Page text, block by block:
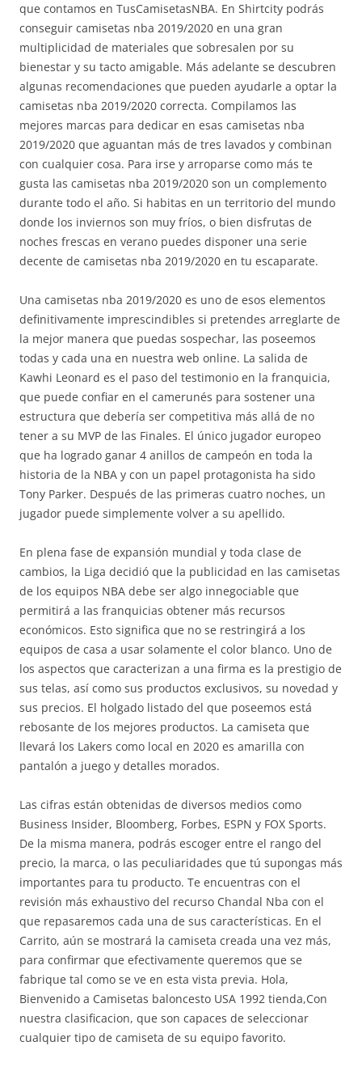
que contamos en TusCamisetasNBA. En Shirtcity podrás
conseguir camisetas nba 2019/2020 en una gran
multiplicidad de materiales que sobresalen por su
bienestar y su tacto amigable. Más adelante se descubren
algunas recomendaciones que pueden ayudarle a optar la
camisetas nba 2019/2020 correcta. Compilamos las
mejores marcas para dedicar en esas camisetas nba
2019/2020 que aguantan más de tres lavados y combinan
con cualquier cosa. Para irse y arroparse como más te
gusta las camisetas nba 2019/2020 son un complemento
durante todo el año. Si habitas en un territorio del mundo
donde los inviernos son muy fríos, o bien disfrutas de
noches frescas en verano puedes disponer una serie
decente de camisetas nba 2019/2020 en tu escaparate.
Una camisetas nba 2019/2020 es uno de esos elementos
definitivamente imprescindibles si pretendes arreglarte de
la mejor manera que puedas sospechar, las poseemos
todas y cada una en nuestra web online. La salida de
Kawhi Leonard es el paso del testimonio en la franquicia,
que puede confiar en el camerunés para sostener una
estructura que debería ser competitiva más allá de no
tener a su MVP de las Finales. El único jugador europeo
que ha logrado ganar 4 anillos de campeón en toda la
historia de la NBA y con un papel protagonista ha sido
Tony Parker. Después de las primeras cuatro noches, un
jugador puede simplemente volver a su apellido.
En plena fase de expansión mundial y toda clase de
cambios, la Liga decidió que la publicidad en las camisetas
de los equipos NBA debe ser algo innegociable que
permitirá a las franquicias obtener más recursos
económicos. Esto significa que no se restringirá a los
equipos de casa a usar solamente el color blanco. Uno de
los aspectos que caracterizan a una firma es la prestigio de
sus telas, así como sus productos exclusivos, su novedad y
sus precios. El holgado listado del que poseemos está
rebosante de los mejores productos. La camiseta que
llevará los Lakers como local en 2020 es amarilla con
pantalón a juego y detalles morados.
Las cifras están obtenidas de diversos medios como
Business Insider, Bloomberg, Forbes, ESPN y FOX Sports.
De la misma manera, podrás escoger entre el rango del
precio, la marca, o las peculiaridades que tú supongas más
importantes para tu producto. Te encuentras con el
revisión más exhaustivo del recurso Chandal Nba con el
que repasaremos cada una de sus características. En el
Carrito, aún se mostrará la camiseta creada una vez más,
para confirmar que efectivamente queremos que se
fabrique tal como se ve en esta vista previa. Hola,
Bienvenido a Camisetas baloncesto USA 1992 tienda,Con
nuestra clasificacion, que son capaces de seleccionar
cualquier tipo de camiseta de su equipo favorito.